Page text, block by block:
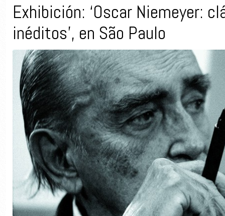
Exhibición: ‘Oscar Niemeyer:
inéditos’, en São Paulo